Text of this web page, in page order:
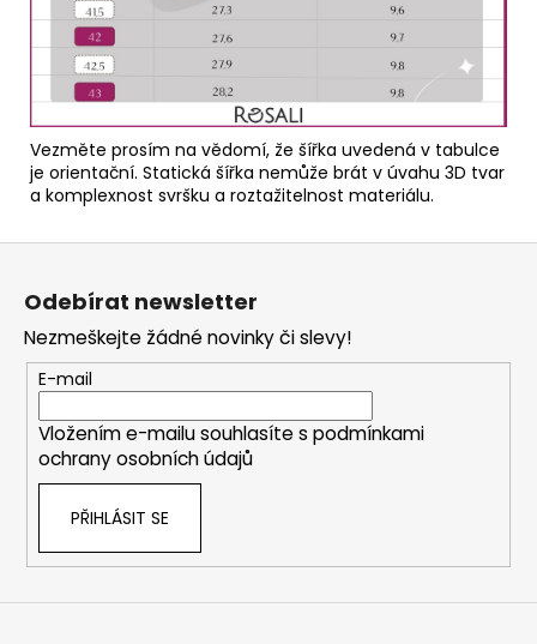
Vezměte prosím na vědomí, že šířka uvedená v tabulce
je orientační. Statická šířka nemůže brát v úvahu 3D tvar
a komplexnost svršku a roztažitelnost materiálu.
Z
Odebírat newsletter
Nezmeškejte žádné novinky či slevy!
E-mail
Vložením e-mailu souhlasíte s podmínkami
ochrany osobních údajů
PŘIHLÁSIT SE